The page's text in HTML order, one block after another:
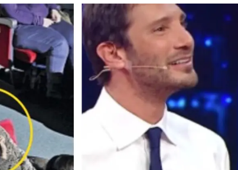
Ricette Facili e Veloci
Ricette Feste
Ricette per Bambini